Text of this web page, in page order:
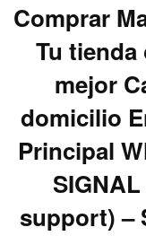
Comprar
Tu
mejor
domicilio
Principal
support) –